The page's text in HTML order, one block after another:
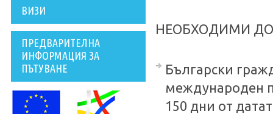
ВИЗИ
ПРЕДВАРИТЕЛНА
ИНФОРМАЦИЯ ЗА
ПЪТУВАНЕ
НЕОБХОДИМИ
Български
международен
150 дни от